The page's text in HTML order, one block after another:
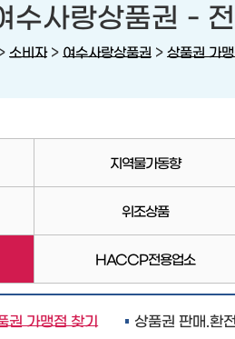
수사랑상품권 -
소비자> 여수사랑상품권 > 상품권 가
지역물가동향
위조상품
HACCP전용업소
권 가맹점 찾기 상품권 판매.환